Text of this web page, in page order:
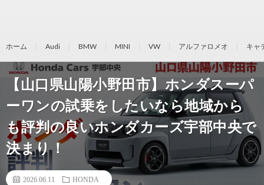
ホーム Audi BMW MINI VW アルファロメオ キャ
【山口県山陽小野田市】ホンダスーパ
ーワンの試乗をしたいなら地域から
も評判の良いホンダカーズ宇部中央で
決まり！
2026.06.11 HONDA